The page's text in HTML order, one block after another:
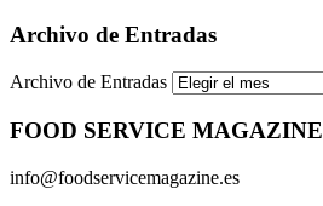
Archivo de Entradas
Archivo de Entradas
FOOD SERVICE MAGAZINE
info@foodservicemagazine.es